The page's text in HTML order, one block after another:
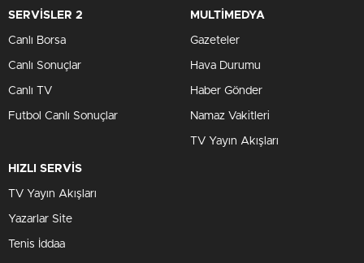
SERVİSLER 2
Canlı Borsa
Canlı Sonuçlar
Canlı TV
Futbol Canlı Sonuçlar
MULTİMEDYA
Gazeteler
Hava Durumu
Haber Gönder
Namaz Vakitleri
TV Yayın Akışları
HIZLI SERVİS
TV Yayın Akışları
Yazarlar Site
Tenis İddaa